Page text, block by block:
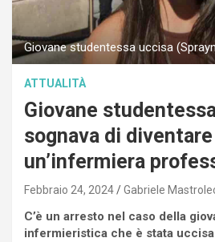
Giovane studentessa uccisa
ATTUALITÀ
Giovane
sognava di diventare
un’infermiera
Febbraio 24, 2024 Gabriele
C’è un arresto nel caso della
infermieristica che è stata